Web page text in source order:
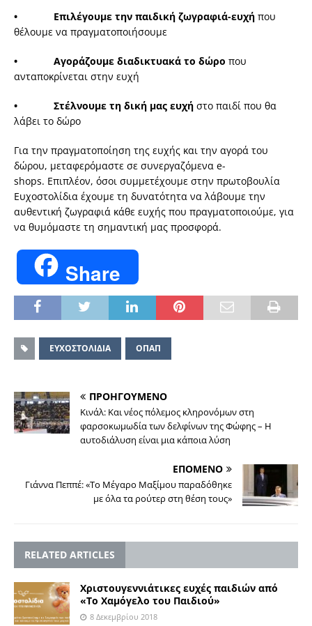
• Επιλέγουμε την παιδική ζωγραφιά-ευχή που
θέλουμε να πραγματοποιήσουμε
• Αγοράζουμε διαδικτυακά το δώρο που
ανταποκρίνεται στην ευχή
• Στέλνουμε τη δική μας ευχή στο παιδί που θα
λάβει το δώρο
Για την πραγματοποίηση της ευχής και την αγορά του
δώρου, μεταφερόμαστε σε συνεργαζόμενα e-
shops. Επιπλέον, όσοι συμμετέχουμε στην πρωτοβουλία
Ευχοστολίδια έχουμε τη δυνατότητα να λάβουμε την
αυθεντική ζωγραφιά κάθε ευχής που πραγματοποιούμε, για
να θυμόμαστε τη σημαντική μας προσφορά.
Share
ΕΥΧΟΣΤΟΛΙΔΙΑ ΟΠΑΠ
ΠΡΟΗΓΟΥΜΕΝΟ
Κινάλ: Και νέος πόλεμος κληρονόμων στη
φαρσοκωμωδία των δελφίνων της Φώφης – Η
αυτοδιάλυση είναι μια κάποια λύση
ΕΠΟΜΕΝΟ
Γιάννα Πεππέ: «Το Μέγαρο Μαξίμου παραδόθηκε
με όλα τα ρούτερ στη θέση τους»
RELATED ARTICLES
Χριστουγεννιάτικες ευχές παιδιών από
«Το Χαμόγελο του Παιδιού»
8 Δεκεμβρίου 2018